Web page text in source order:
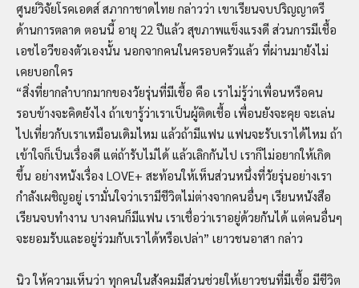
ศูนย์วิจัยโรคเอดส์ สภากาชาดไทย กล่าวว่า เขาเรียนจบปริญญาตรี
ด้านการตลาด ตอนนี้ อายุ 22 ปีแล้ว สุขภาพแข็งแรงดี ส่วนการมีเชื้อ
เอชไอวีของตัวเองนั้น นอกจากคนในครอบครัวแล้ว ที่ผ่านมายังไม่
เคยบอกใคร
“สิ่งที่ยากลำบากมากของวัยรุ่นที่มีเชื้อ คือ เราไม่รู้ว่าเพื่อนหรือคน
รอบข้างจะคิดยังไง ถ้าเขารู้ว่าเราเป็นผู้ติดเชื้อ เพื่อนยังจะคุย จะเล่น
ไปเที่ยวกับเราเหมือนเดิมไหม แล้วถ้ามีแฟน แฟนจะรับเราได้ไหม ถ้า
เข้าใจก็เป็นเรื่องดี แต่ถ้ารับไม่ได้ แล้วเลิกกันไป เราก็ไม่อยากให้เกิด
ขึ้น อย่างหนังเรื่อง LOVE+ สะท้อนให้เห็นส่วนหนึ่งที่วัยรุ่นอย่างเรา
กำลังเผชิญอยู่ เรามั่นใจว่าเรามีชีวิตไม่ต่างจากคนอื่นๆ เรียนหนังสือ
เรียนจบทำงาน บางคนก็มีแฟน เราเชื่อว่าเราอยู่ด้วยกันได้ แต่คนอื่นๆ
จะยอมรับและอยู่ร่วมกับเราได้หรือเปล่า” เยาวชนอาสา กล่าว
นิว ให้ความเห็นว่า ทุกคนในสังคมมีส่วนช่วยให้เยาวชนที่มีเชื้อ มีชีวิต